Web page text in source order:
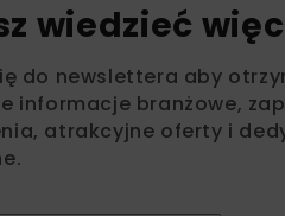
wiedzieć
do newslettera aby
informacje branżowe,
atrakcyjne oferty i